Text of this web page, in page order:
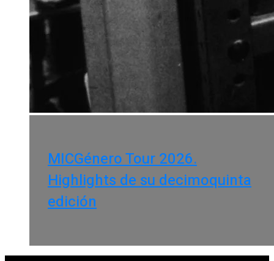
MICGénero Tour 2026.
Highlights de su decimoquinta
edición